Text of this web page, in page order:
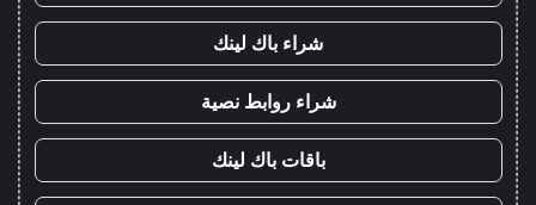
شراء باك لينك
شراء روابط نصية
باقات باك لينك